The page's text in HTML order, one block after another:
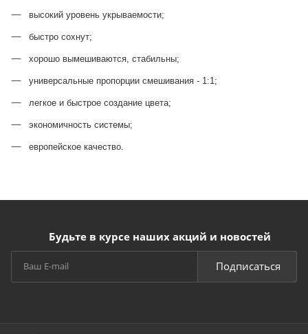
высокий уровень укрываемости;
быстро сохнут;
хорошо вымешиваются, стабильны;
универсальные пропорции смешивания - 1:1;
легкое и быстрое создание цвета;
экономичность системы;
европейское качество.
Будьте в курсе наших акций и новостей
Подписаться